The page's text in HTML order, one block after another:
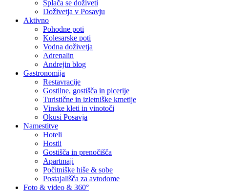
Splača se doživeti
Doživetja v Posavju
Aktivno
Pohodne poti
Kolesarske poti
Vodna doživetja
Adrenalin
Andrejin blog
Gastronomija
Restavracije
Gostilne, gostišča in picerije
Turistične in izletniške kmetije
Vinske kleti in vinotoči
Okusi Posavja
Namestitve
Hoteli
Hostli
Gostišča in prenočišča
Apartmaji
Počitniške hiše & sobe
Postajališča za avtodome
Foto & video & 360°